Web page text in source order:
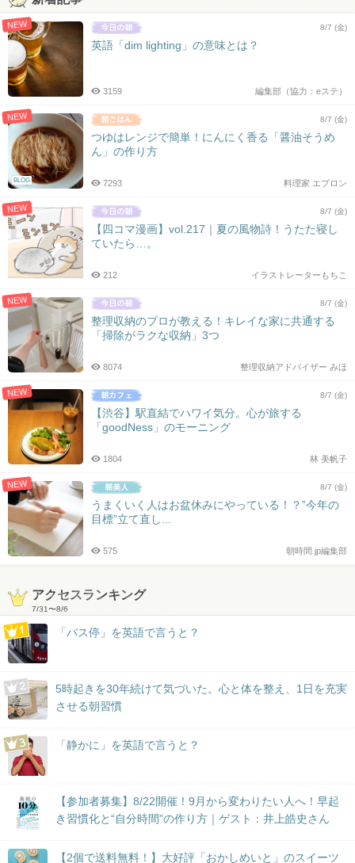
NEW 8/7 (金)
英語「dim lighting」の意味とは？
編集部（協力：eステ）
3159
NEW
BLOG
8/7 (金)
つゆはレンジで簡単！にんにく香る「醤油そうめ
ん」の作り方
料理家 エプロン
7293
NEW 8/7 (金)
【四コマ漫画】vol.217｜夏の風物詩！うたた寝し
ていたら…。
イラストレーターもちこ
212
NEW 8/7 (金)
整理収納のプロが教える！キレイな家に共通する
「掃除がラクな収納」3つ
整理収納アドバイザー みほ
8074
NEW 8/7 (金)
【渋谷】駅直結でハワイ気分。心が旅する
「goodNess」のモーニング
林 美帆子
1804
NEW 8/7 (金)
うまくいく人はお盆休みにやっている！？”今年の
目標”立て直し...
朝時間.jp編集部
575
アクセスランキング
7/31〜8/6
「バス停」を英語で言うと？
5時起きを30年続けて気づいた。心と体を整え、1日を充実
させる朝習慣
「静かに」を英語で言うと？
【参加者募集】8/22開催！9月から変わりたい人へ！早起
き習慣化と“自分時間”の作り方｜ゲスト：井上皓史さん
【2個で送料無料！】大好評「おかしめいと」のスイーツ